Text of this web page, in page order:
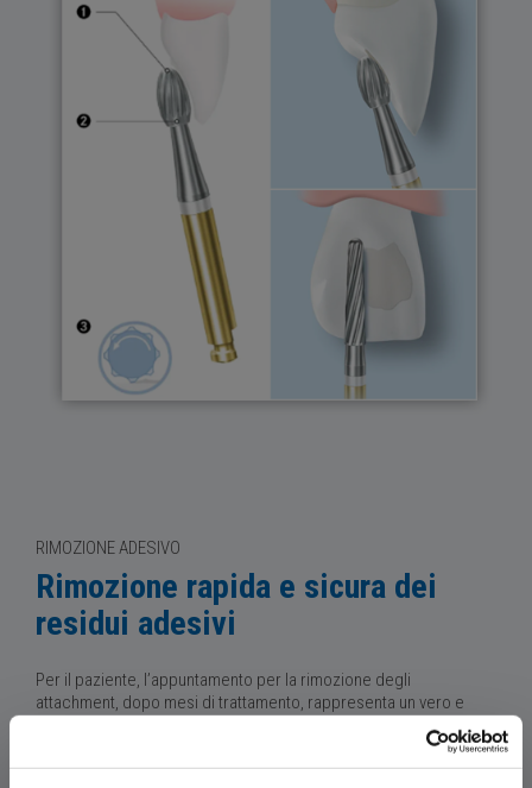
RIMOZIONE ADESIVO
Rimozione rapida e sicura dei
residui adesivi
Per il paziente, l’appuntamento per la rimozione degli
attachment, dopo mesi di trattamento, rappresenta un vero e
proprio traguardo. Questo passaggio dovrebbe essereveloce e
, garantendo una superficie dentale intatta e una
sensazione di estrema levigatezzaal tatto con la lingua. Grazie